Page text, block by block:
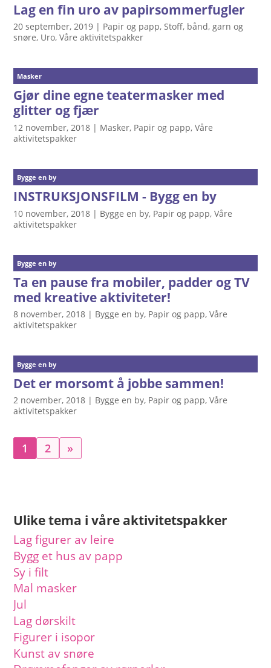
Lag en fin uro av papirsommerfugler
20 september, 2019 | Papir og papp,Stoff, bånd, garn og
snøre, Uro,Våre aktivitetspakker
Masker
Gjør dine egne teatermasker med
glitter og fjær
12 november, 2018 | Masker, Papir og papp,Våre
aktivitetspakker
Bygge en by
INSTRUKSJONSFILM - Bygg en by
10 november, 2018 | Bygge en by, Papir og papp,Våre
aktivitetspakker
Bygge en by
Ta en pause fra mobiler, padder og TV
med kreative aktiviteter!
8 november, 2018 | Bygge en by, Papir og papp,Våre
aktivitetspakker
Bygge en by
Det er morsomt å jobbe sammen!
2 november, 2018 | Bygge en by, Papir og papp,Våre
aktivitetspakker
1 2 »
Ulike tema i våre aktivitetspakker
Lag figurer av leire
Bygg et hus av papp
Sy i filt
Mal masker
Jul
Lag dørskilt
Figurer i isopor
Kunst av snøre